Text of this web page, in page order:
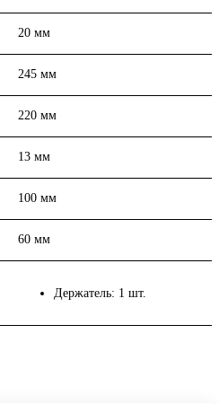
20 мм
245 мм
220 мм
13 мм
100 мм
60 мм
Держатель: 1 шт.